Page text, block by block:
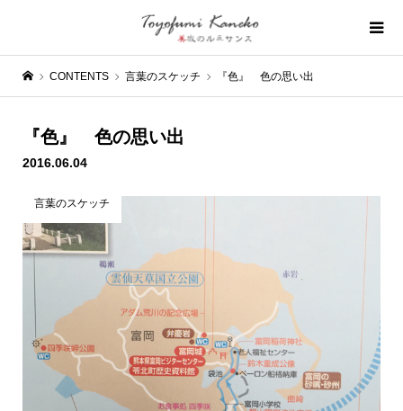
CONTENTS 言葉のスケッチ 『色』 色の思い出
『色』 色の思い出
2016.06.04
言葉のスケッチ